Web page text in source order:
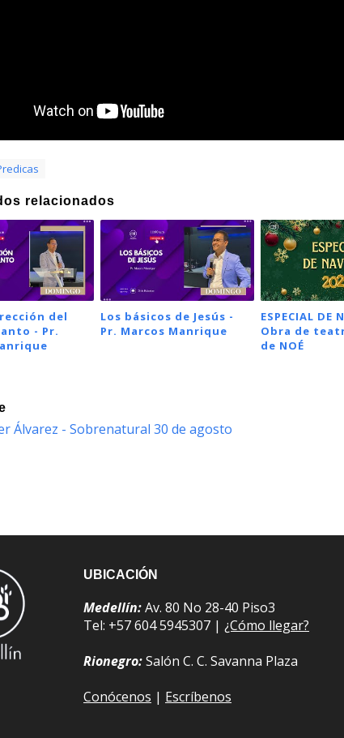
relacionados
del
- Pr.
Los básicos de Jesús -
Pr. Marcos Manrique
ESPECIAL DE
Obra de
de NOÉ
Álvarez - Sobrenatural 30 de agosto
UBICACIÓN
Medellín:Av. 80 No 28-40 Piso3
Tel: +57 604 5945307 | ¿Cómo llegar?
Rionegro:Salón C. C. Savanna Plaza
Conócenos | Escríbenos